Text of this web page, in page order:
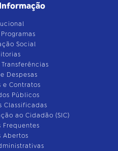
Social
Despesas
e Contratos
Públicos
Classificadas
ao Cidadão (SIC)
Frequentes
Abertos